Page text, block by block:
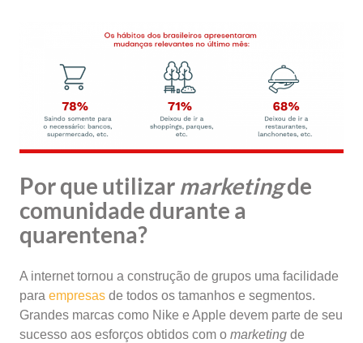
Por que utilizar marketingde
comunidade durante a
quarentena?
A internet tornou a construção de grupos uma facilidade
para empresas de todos os tamanhos e segmentos.
Grandes marcas como Nike e Apple devem parte de seu
sucesso aos esforços obtidos com o marketing de